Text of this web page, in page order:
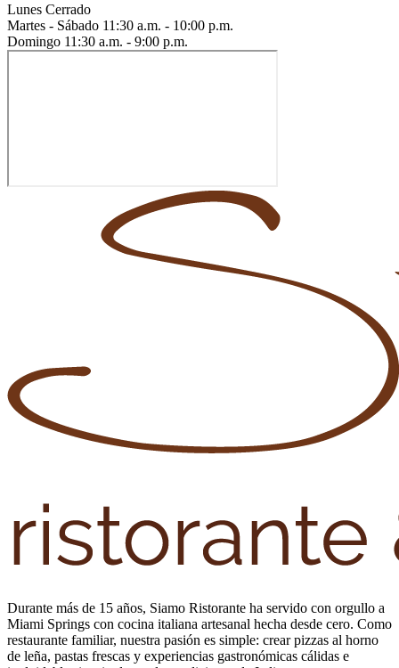
Lunes Cerrado
Martes - Sábado 11:30 a.m. - 10:00 p.m.
Domingo 11:30 a.m. - 9:00 p.m.
Durante más de 15 años, Siamo Ristorante ha servido con orgullo a
Miami Springs con cocina italiana artesanal hecha desde cero. Como
restaurante familiar, nuestra pasión es simple: crear pizzas al horno
de leña, pastas frescas y experiencias gastronómicas cálidas e